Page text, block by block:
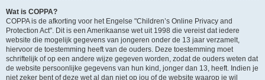
Wat is COPPA?
COPPA is de afkorting voor het Engelse "Children’s Online Privacy and
Protection Act". Dit is een Amerikaanse wet uit 1998 die vereist dat iedere
website die mogelijk gegevens van jongeren onder de 13 jaar verzamelt,
hiervoor de toestemming heeft van de ouders. Deze toestemming moet
schriftelijk of op een andere wijze gegeven worden, zodat de ouders weten dat
de website persoonlijke gegevens van hun kind, jonger dan 13, heeft. Indien je
niet zeker bent of deze wet al dan niet op jou of de website waarop je wil